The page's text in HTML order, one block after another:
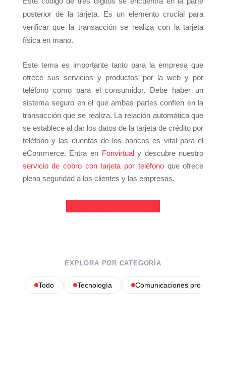
posterior de la tarjeta. Es un elemento crucial para
verificar que la transacción se realiza con la tarjeta
física en mano.
Este tema es importante tanto para la empresa que
ofrece sus servicios y productos por la web y por
teléfono como para el consumidor. Debe haber un
sistema seguro en el que ambas partes confíen en la
transacción que se realiza. La relación automática que
se establece al dar los datos de la tarjeta de crédito por
teléfono y las cuentas de los bancos es vital para el
eCommerce. Entra en Fonvirtualy descubre nuestro
servicio de cobro con tarjeta por teléfonoque ofrece
plena seguridad a los clientes y las empresas.
EXPLORA POR CATEGORÍA
Todo Tecnología Comunicaciones